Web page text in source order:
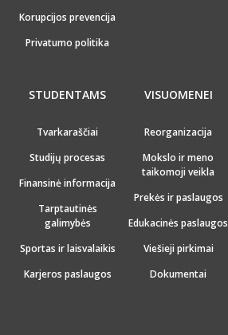
Korupcijos prevencija
Privatumo politika
STUDENTAMS
Tvarkaraščiai
Studijų procesas
Finansinė informacija
Tarptautinės
galimybės
Sportas ir laisvalaikis
Karjeros paslaugos
VISUOMENEI
Reorganizacija
Mokslo ir meno
taikomoji veikla
Prekės ir paslaugos
Edukacinės paslaugos
Viešieji pirkimai
Dokumentai